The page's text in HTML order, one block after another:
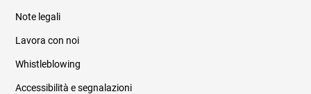
Note legali
Lavora con noi
Whistleblowing
Accessibilità e segnalazioni